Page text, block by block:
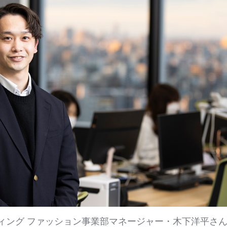
ング ファッション事業部マネージャー・木下洋平さん